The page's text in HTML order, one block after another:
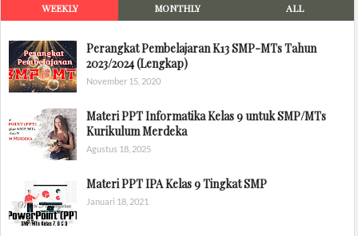
WEEKLY MONTHLY ALL
Perangkat Pembelajaran K13 SMP-MTs Tahun
2023/2024 (Lengkap)
November 15, 2020
Materi PPT Informatika Kelas 9 untuk SMP/MTs
Kurikulum Merdeka
Agustus 18, 2025
Materi PPT IPA Kelas 9 Tingkat SMP
Januari 18, 2021